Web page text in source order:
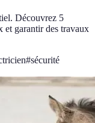
Découvrez 5
et garantir des travaux
#sécurité